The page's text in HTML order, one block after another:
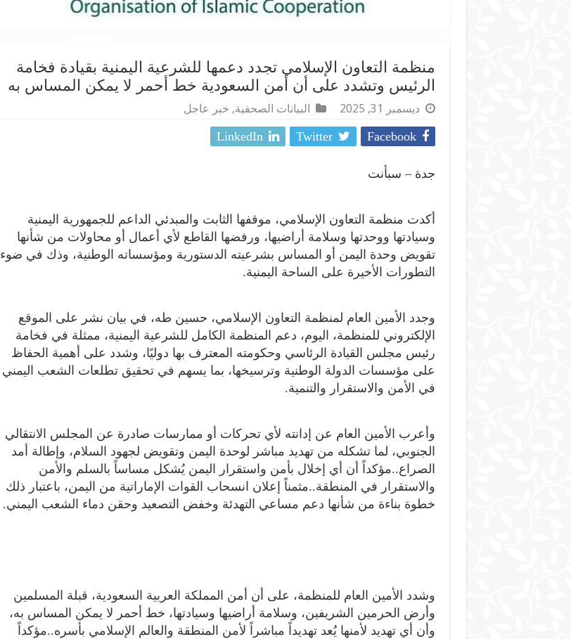
منظمة التعاون الإسلامي تجدد دعمها للشرعية اليمنية بقيادة فخامة
الرئيس وتشدد على أن أمن السعودية خط أحمر لا يمكن المساس به
ديسمبر 31, 2025 البيانات الصحفية, خبر عاجل
Facebook
Twitter
LinkedIn
جدة – سبأنت
أكدت منظمة التعاون الإسلامي، موقفها الثابت والمبدئي الداعم للجمهورية اليمنية
وسيادتها ووحدتها وسلامة أراضيها، ورفضها القاطع لأي أعمال أو محاولات من شأنها
تقويض وحدة اليمن أو المساس بشرعيته الدستورية ومؤسساته الوطنية، وذك في ضوء
التطورات الأخيرة على الساحة اليمنية.
وجدد الأمين العام لمنظمة التعاون الإسلامي، حسين طه، في بيان نشر على الموقع
الإلكتروني للمنظمة، اليوم، دعم المنظمة الكامل للشرعية اليمنية، ممثلة في فخامة
رئيس مجلس القيادة الرئاسي وحكومته المعترف بها دوليًا، وشدد على أهمية الحفاظ
على مؤسسات الدولة الوطنية وترسيخها، بما يسهم في تحقيق تطلعات الشعب اليمني
في الأمن والاستقرار والتنمية.
وأعرب الأمين العام عن إدانته لأي تحركات أو ممارسات صادرة عن المجلس الانتقالي
الجنوبي، لما تشكله من تهديد مباشر لوحدة اليمن وتقويض لجهود السلام، وإطالة أمد
الصراع..مؤكداً أن أي إخلال بأمن واستقرار اليمن يُشكل مساساً بالسلم والأمن
والاستقرار في المنطقة..مثمناً إعلان انسحاب القوات الإماراتية من اليمن، باعتبار ذلك
خطوة بناءة من شأنها دعم مساعي التهدئة وخفض التصعيد وحقن دماء الشعب اليمني.
وشدد الأمين العام للمنظمة، على أن أمن المملكة العربية السعودية، قبلة المسلمين
وأرض الحرمين الشريفين، وسلامة أراضيها وسيادتها، خط أحمر لا يمكن المساس به،
وأن أي تهديد لأمنها يُعد تهديداً مباشراً لأمن المنطقة والعالم الإسلامي بأسره..مؤكداً